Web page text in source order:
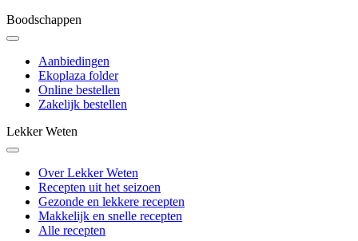
Boodschappen
Aanbiedingen
Ekoplaza folder
Online bestellen
Zakelijk bestellen
Lekker Weten
Over Lekker Weten
Recepten uit het seizoen
Gezonde en lekkere recepten
Makkelijk en snelle recepten
Alle recepten